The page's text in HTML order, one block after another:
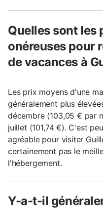
Quelles sont les
onéreuses pour
de vacances à
Les prix moyens d'une
généralement plus
décembre (103,05 € par
juillet (101,74 €). C'est
agréable pour visiter
certainement pas le
l'hébergement.
Y-a-t-il